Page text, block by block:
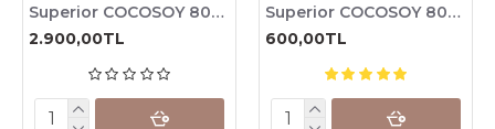
Superior COCOSOY 802 ( 5 KG ) / Blended Wax Coconut & Soy
2.900,00TL
Superior COCOSOY 802 ( 1 KG ) / Blended Wax Coconut & Soy
600,00TL